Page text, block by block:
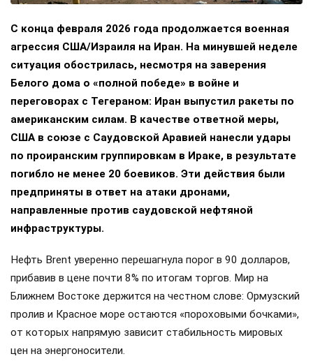
С конца февраля 2026 года продолжается военная
агрессия США/Израиля на Иран. На минувшей неделе
ситуация обострилась, несмотря на заверения
Белого дома о «полной победе» в войне и
переговорах с Тегераном: Иран выпустил ракеты по
американским силам. В качестве ответной меры,
США в союзе с Саудовской Аравией нанесли удары
по проиранским группировкам в Ираке, в результате
погибло не менее 20 боевиков. Эти действия были
предприняты в ответ на атаки дронами,
направленные против саудовской нефтяной
инфраструктуры.
Нефть Brent уверенно перешагнула порог в 90 долларов,
прибавив в цене почти 8% по итогам торгов. Мир на
Ближнем Востоке держится на честном слове: Ормузский
пролив и Красное море остаются «пороховыми бочками»,
от которых напрямую зависит стабильность мировых
цен на энергоносители.